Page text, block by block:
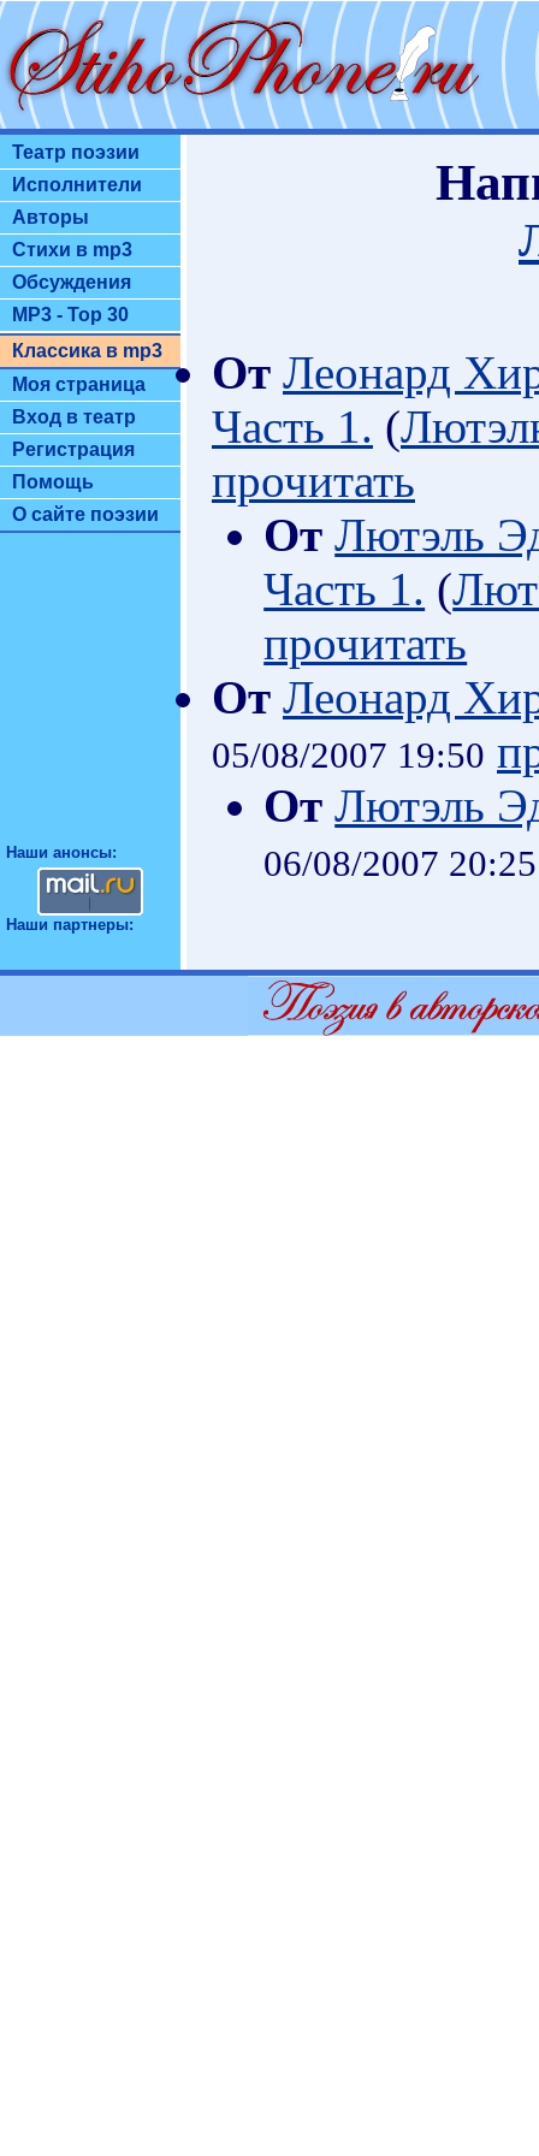
Театр поэзии
Исполнители
Авторы
Стихи в mp3
Обсуждения
MP3 - Top 30
Классика в mp3
Моя страница
Вход в театр
Регистрация
Помощь
О сайте поэзии
Наши анонсы:
Наши партнеры:
От Леонард
Часть 1. (
прочитать
От Лютэль
Часть 1. (
прочитать
От Леонард
05/08/2007 19:50
От Лютэль
06/08/2007 20:25